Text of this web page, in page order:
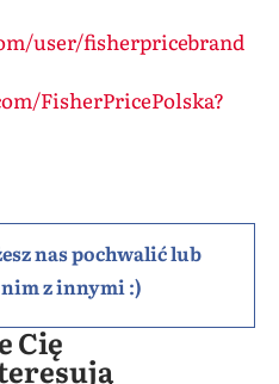
user/fisherpricebrand
FisherPricePolska?
nas pochwalić lub
z innymi :)
Cię